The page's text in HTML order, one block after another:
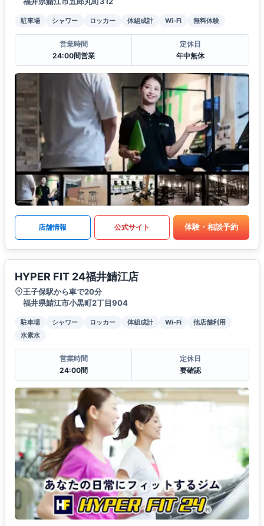
駐車場 シャワー ロッカー 体組成計 Wi-Fi 無料体験
営業時間
24:00間営業
定休日
年中無休
店舗情報 公式サイト 体験・相談予約
HYPER FIT 24福井鯖江店
王子保駅から車で20分
福井県鯖江市小黒町2丁目904
駐車場 シャワー ロッカー 体組成計 Wi-Fi
他店舗利用
水素水
営業時間
24:00間
定休日
要確認